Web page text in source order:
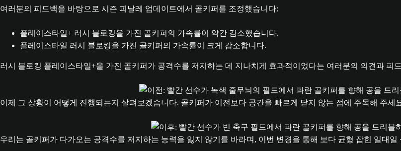
여러분의 피드백을 바탕으로 시즌 피날레 업데이트에서 골키퍼를 조정했습니다:
플레이스타일+ 러시 블로킹을 가진 골키퍼의 가속률이 약간 감소했습니다.
플레이스타일 러시 블로킹을 가진 골키퍼의 가속률이 크게 감소합니다.
러시 블로킹 플레이스타일+을 가진 골키퍼가 공격수를 저지하는 데 지나치게 효과적이었다는 여러분의 의견과 피
이제 그 상황이 어떻게 진행되는지 살펴보겠습니다. 골키퍼가 이전보다 공간을 빠르게 닫지 않는 점에 주목해 주세
우리는 골키퍼가 다가오는 공격수를 저지하는 능력을 잃지 않기를 바라며, 이번 변경을 통해 보다 균형 잡힌 일대